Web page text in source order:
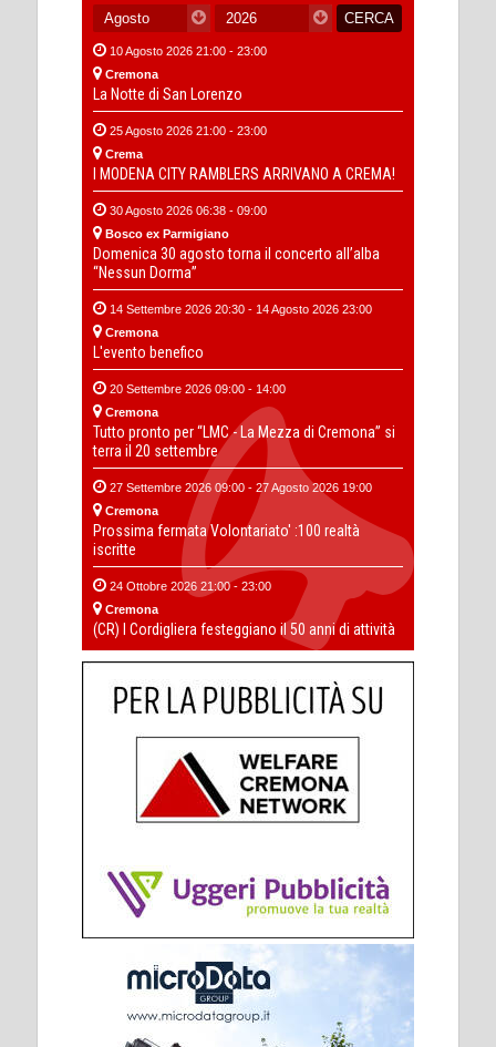
10 Agosto 2026 21:00 - 23:00
Cremona
La Notte di San Lorenzo
25 Agosto 2026 21:00 - 23:00
Crema
I MODENA CITY RAMBLERS ARRIVANO A CREMA!
30 Agosto 2026 06:38 - 09:00
Bosco ex Parmigiano
Domenica 30 agosto torna il concerto all’alba
“Nessun Dorma”
14 Settembre 2026 20:30 - 14 Agosto 2026 23:00
Cremona
L'evento benefico
20 Settembre 2026 09:00 - 14:00
Cremona
Tutto pronto per “LMC - La Mezza di Cremona” si
terra il 20 settembre
27 Settembre 2026 09:00 - 27 Agosto 2026 19:00
Cremona
Prossima fermata Volontariato' :100 realtà
iscritte
24 Ottobre 2026 21:00 - 23:00
Cremona
(CR) I Cordigliera festeggiano il 50 anni di attività